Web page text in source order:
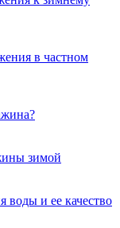
в частном
зимой
воды и ее качество